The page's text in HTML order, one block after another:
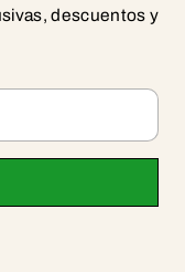
descuentos y